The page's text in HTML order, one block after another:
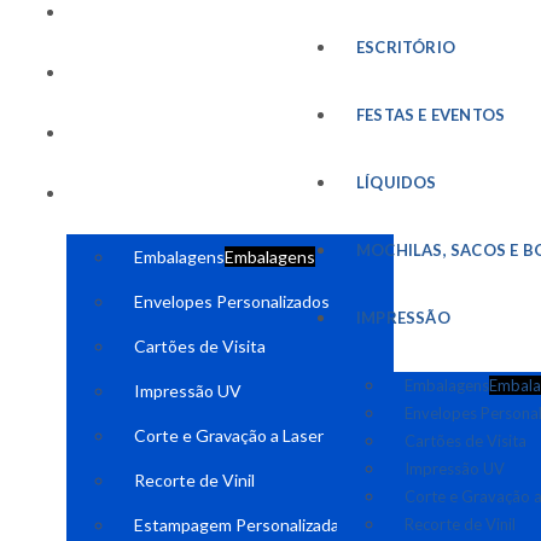
EmbalagensEmbalagens
Envelopes Personalizados
Cartões de Visita
Impressão UV
Corte e Gravação a Laser
Recorte de Vinil
Estampagem Personalizada
ESCRITÓRIO
FESTAS E EVENTOS
LÍQUIDOS
MOCHILAS, SACOS E
IMPRESSÃO
Embalagens
Envelopes
Cartões de Visita
Impressão UV
Corte e Gravação
Recorte de Vinil